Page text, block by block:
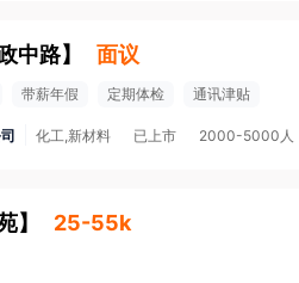
中路】 面议
带薪年假 定期体检 通讯津贴
化工,新材料 已上市 2000-5000人
】 25-55k